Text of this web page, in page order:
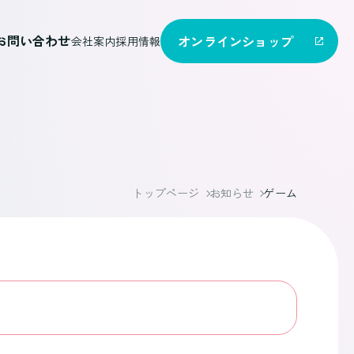
問い合わせ会社案内採用情報 オンラインショップ
トップページ お知らせ ゲーム